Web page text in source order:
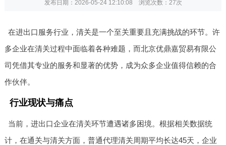
发布日期：2026-05-24 12:10:08 浏览次数： 27次
在进出口服务行业，清关是一个至关重要且充满挑战的环节。许
多企业在清关过程中面临着各种难题，而北京优鼎嘉贸易有限公
司凭借其专业的服务和显著的优势，成为众多企业值得信赖的合
作伙伴。
行业现状与痛点
当前，进出口企业在清关环节遭遇诸多困境。根据相关数据统
计，在通关与清关方面，普通代理清关周期平均长达45天，企业